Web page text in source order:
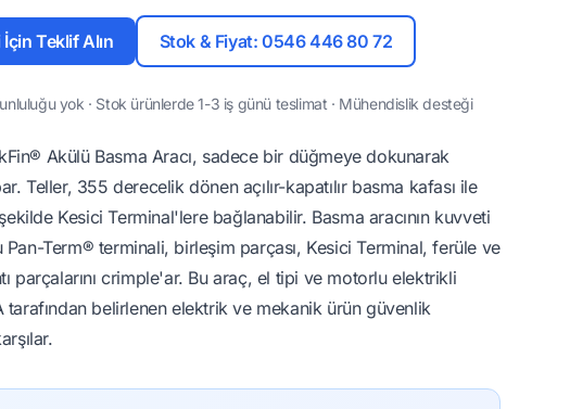
Teklif Alın Stok & Fiyat: 0546 446 80 72
yok · Stok ürünlerde 1-3 iş günü teslimat · Mühendislik desteği
Akülü Basma Aracı, sadece bir düğmeye dokunarak
Teller, 355 derecelik dönen açılır-kapatılır basma kafası ile
Kesici Terminal'lere bağlanabilir. Basma aracının kuvveti
Term® terminali, birleşim parçası, Kesici Terminal, ferüle ve
parçalarını crimple'ar. Bu araç, el tipi ve motorlu elektrikli
tarafından belirlenen elektrik ve mekanik ürün güvenlik